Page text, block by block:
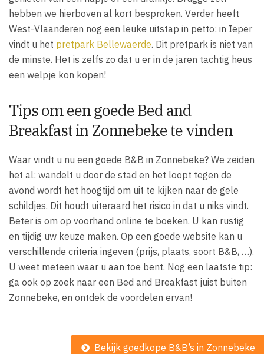
hebben we hierboven al kort besproken. Verder heeft
West-Vlaanderen nog een leuke uitstap in petto: in Ieper
vindt u het pretpark Bellewaerde. Dit pretpark is niet van
de minste. Het is zelfs zo dat u er in de jaren tachtig heus
een welpje kon kopen!
Tips om een goede Bed and
Breakfast in Zonnebeke te vinden
Waar vindt u nu een goede B&B in Zonnebeke? We zeiden
het al: wandelt u door de stad en het loopt tegen de
avond wordt het hoogtijd om uit te kijken naar de gele
schildjes. Dit houdt uiteraard het risico in dat u niks vindt.
Beter is om op voorhand online te boeken. U kan rustig
en tijdig uw keuze maken. Op een goede website kan u
verschillende criteria ingeven (prijs, plaats, soort B&B, …).
U weet meteen waar u aan toe bent. Nog een laatste tip:
ga ook op zoek naar een Bed and Breakfast juist buiten
Zonnebeke, en ontdek de voordelen ervan!
Bekijk goedkope B&B’s in Zonnebeke